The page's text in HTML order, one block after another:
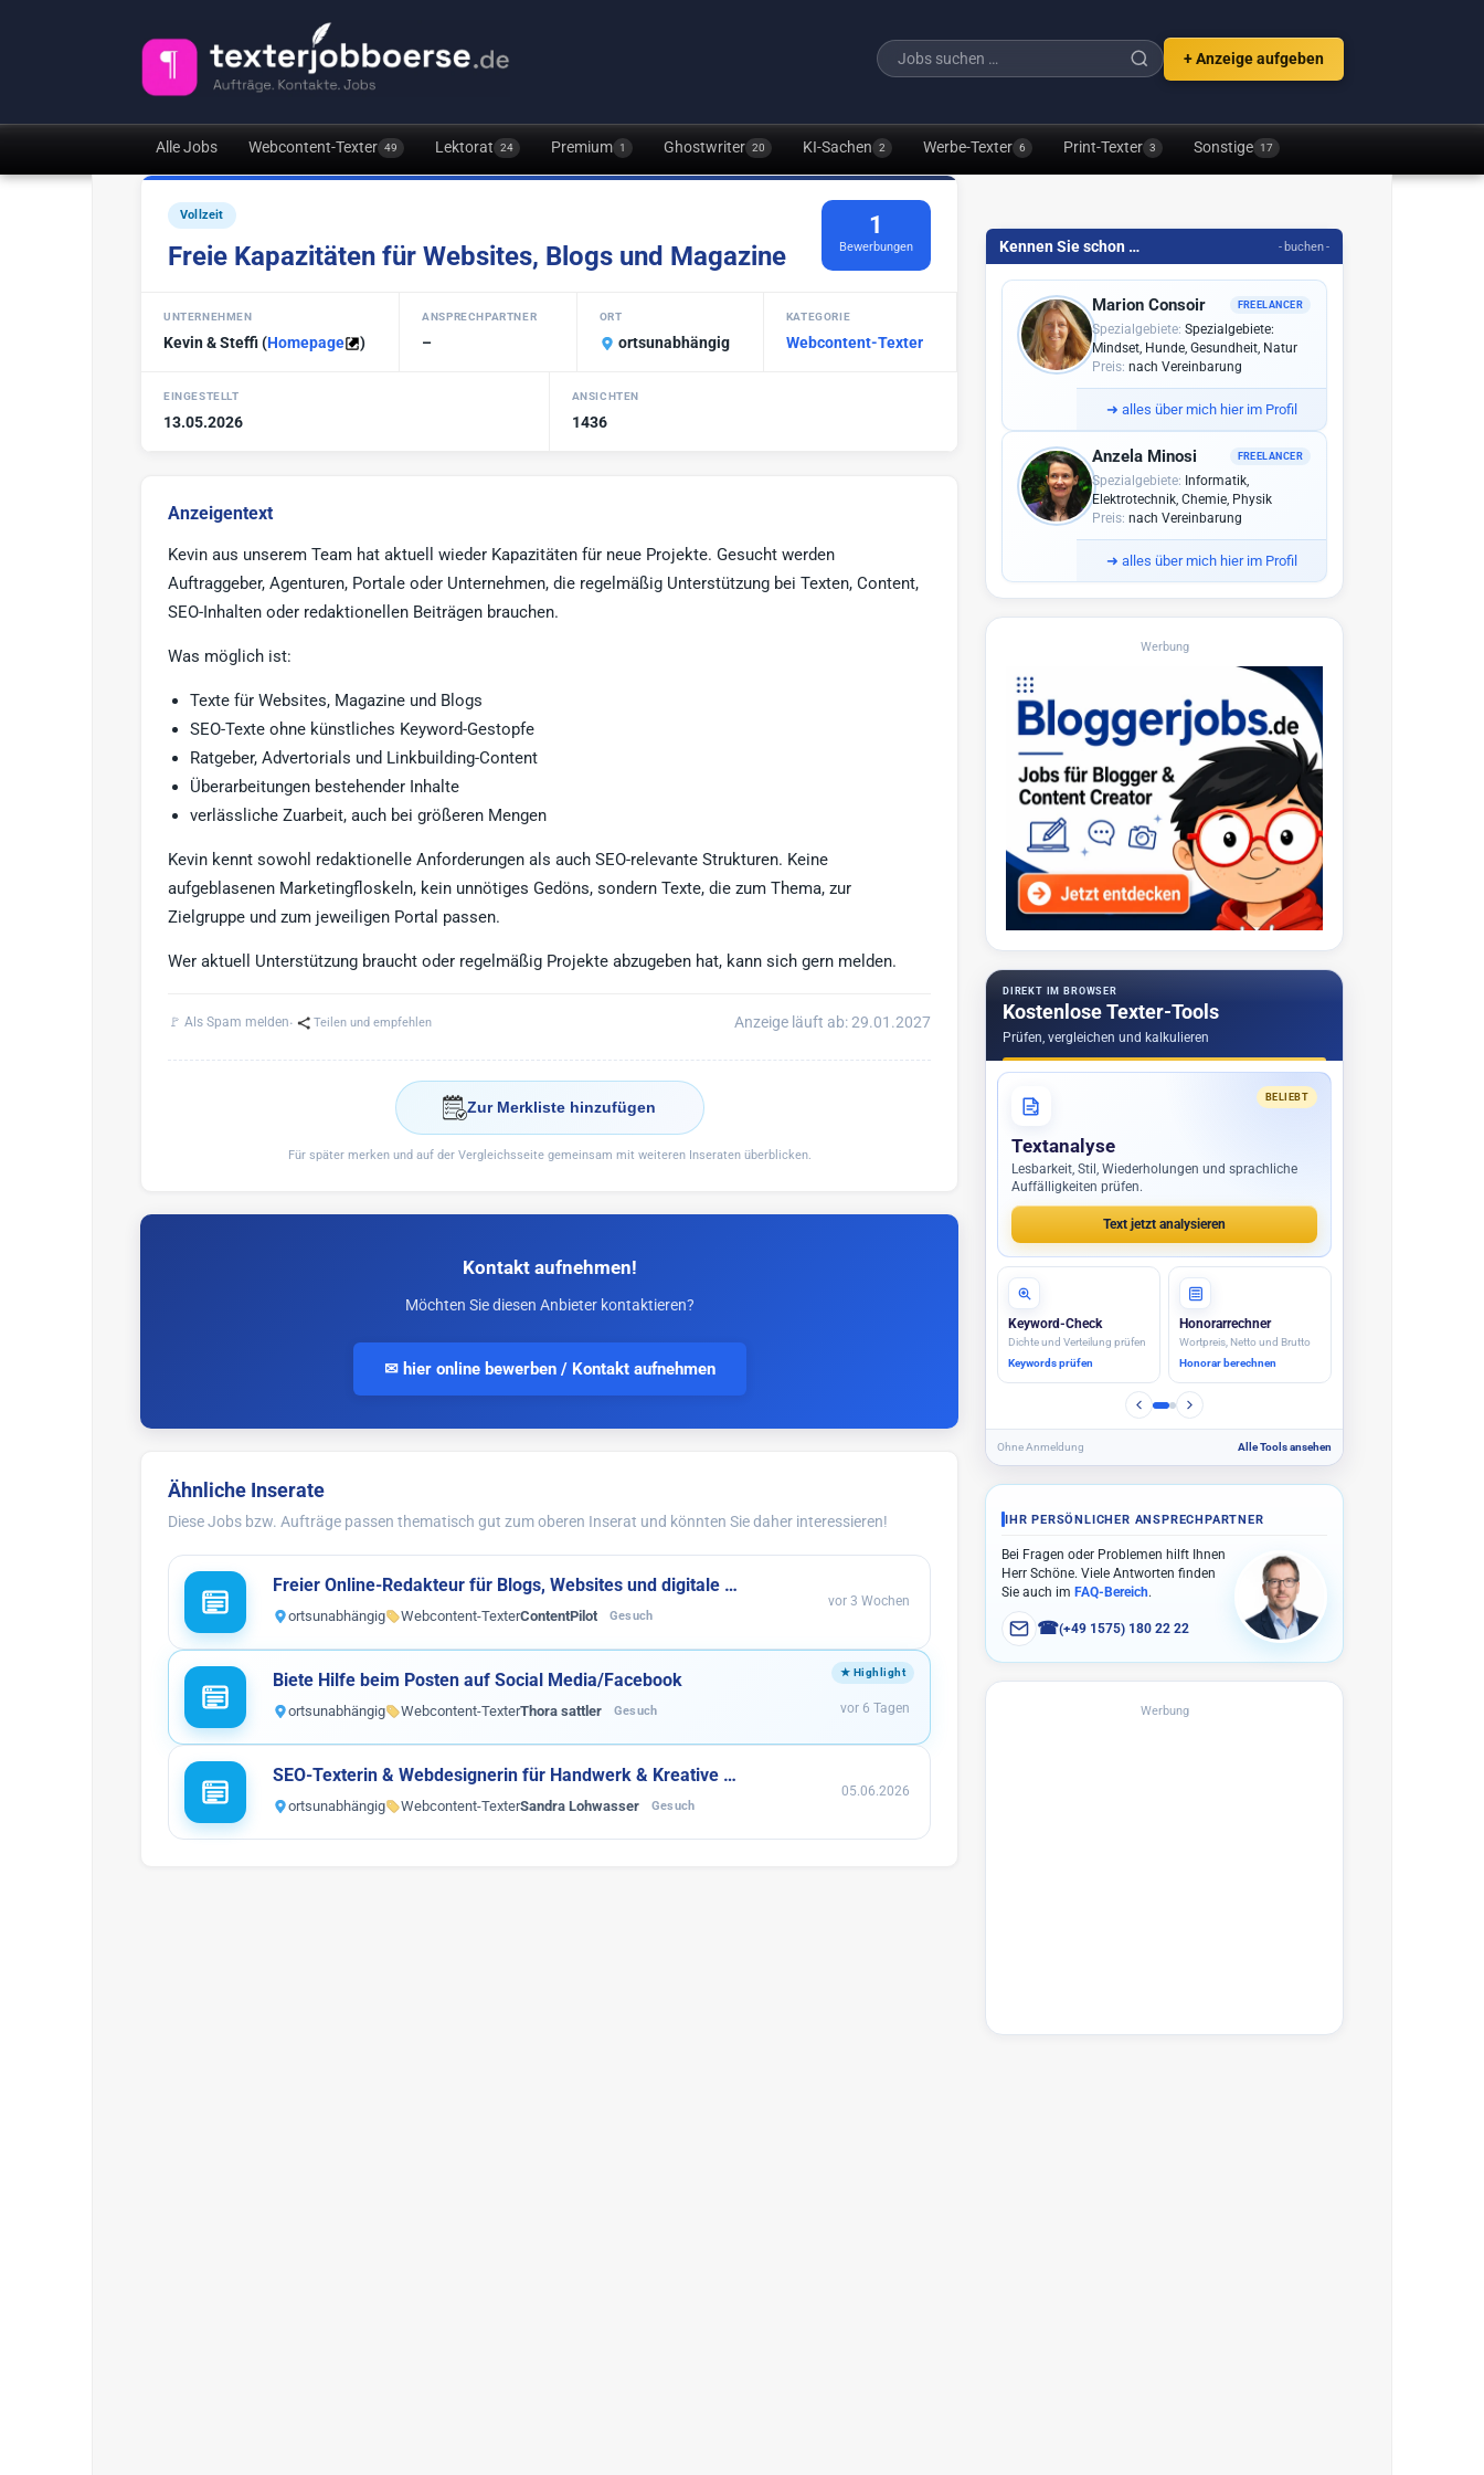
+ Anzeige aufgeben
Alle Jobs Webcontent-Texter 49 Lektorat 24 Premium 1 Ghostwriter 20 KI-Sachen 2 Werbe-Texter 6 Print-Texter 3 Sonstige 17
Vollzeit
Freie Kapazitäten für Websites, Blogs und Magazine
1
Bewerbungen
UNTERNEHMEN
Kevin & Steffi(Homepage )
ANSPRECHPARTNER
–
ORT
ortsunabhängig
KATEGORIE
Webcontent-Texter
EINGESTELLT
13.05.2026
ANSICHTEN
1436
Anzeigentext
Kevin aus unserem Team hat aktuell wieder Kapazitäten für neue Projekte. Gesucht werden
Auftraggeber, Agenturen, Portale oder Unternehmen, die regelmäßig Unterstützung bei Texten, Content,
SEO-Inhalten oder redaktionellen Beiträgen brauchen.
Was möglich ist:
Texte für Websites, Magazine und Blogs
SEO-Texte ohne künstliches Keyword-Gestopfe
Ratgeber, Advertorials und Linkbuilding-Content
Überarbeitungen bestehender Inhalte
verlässliche Zuarbeit, auch bei größeren Mengen
Kevin kennt sowohl redaktionelle Anforderungen als auch SEO-relevante Strukturen. Keine
aufgeblasenen Marketingfloskeln, kein unnötiges Gedöns, sondern Texte, die zum Thema, zur
Zielgruppe und zum jeweiligen Portal passen.
Wer aktuell Unterstützung braucht oder regelmäßig Projekte abzugeben hat, kann sich gern melden.
🚩 Als Spam melden· Teilen und empfehlen Anzeige läuft ab: 29.01.2027
Zur Merkliste hinzufügen
Für später merken und auf der Vergleichsseite gemeinsam mit weiteren Inseraten überblicken.
Kontakt aufnehmen!
Möchten Sie diesen Anbieter kontaktieren?
✉ hier online bewerben / Kontakt aufnehmen
Ähnliche Inserate
Diese Jobs bzw. Aufträge passen thematisch gut zum oberen Inserat und könnten Sie daher interessieren!
Freier Online-Redakteur für Blogs, Websites und digitale …
ortsunabhängig Webcontent-TexterContentPilot Gesuch
vor 3 Wochen
Biete Hilfe beim Posten auf Social Media/Facebook
ortsunabhängig Webcontent-TexterThora sattler Gesuch vor 6 Tagen
SEO-Texterin & Webdesignerin für Handwerk & Kreative …
ortsunabhängig Webcontent-TexterSandra Lohwasser Gesuch
05.06.2026
Kennen Sie schon … - buchen -
FREELANCER
Marion Consoir
Spezialgebiete: Spezialgebiete:
Mindset, Hunde, Gesundheit, Natur
Preis: nach Vereinbarung
➜ alles über mich hier im Profil
FREELANCER
Anzela Minosi
Spezialgebiete: Informatik,
Elektrotechnik, Chemie, Physik
Preis: nach Vereinbarung
➜ alles über mich hier im Profil
Werbung
DIREKT IM BROWSER
Kostenlose Texter-Tools
Prüfen, vergleichen und kalkulieren
BELIEBT
Textanalyse
Lesbarkeit, Stil, Wiederholungen und sprachliche
Auffälligkeiten prüfen.
Text jetzt analysieren
Keyword-Check
Dichte und Verteilung prüfen
Keywords prüfen
Honorarrechner
Wortpreis, Netto und Brutto
Honorar berechnen
Ohne Anmeldung Alle Tools ansehen
IHR PERSÖNLICHER ANSPRECHPARTNER
Bei Fragen oder Problemen hilft Ihnen
Herr Schöne. Viele Antworten finden
Sie auch im FAQ-Bereich.
☎(+49 1575) 180 22 22
Werbung